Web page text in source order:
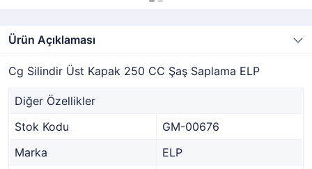
Ürün Açıklaması
Cg Silindir Üst Kapak 250 CC Şaş Saplama ELP
Diğer Özellikler
Stok Kodu
GM-00676
Marka
ELP